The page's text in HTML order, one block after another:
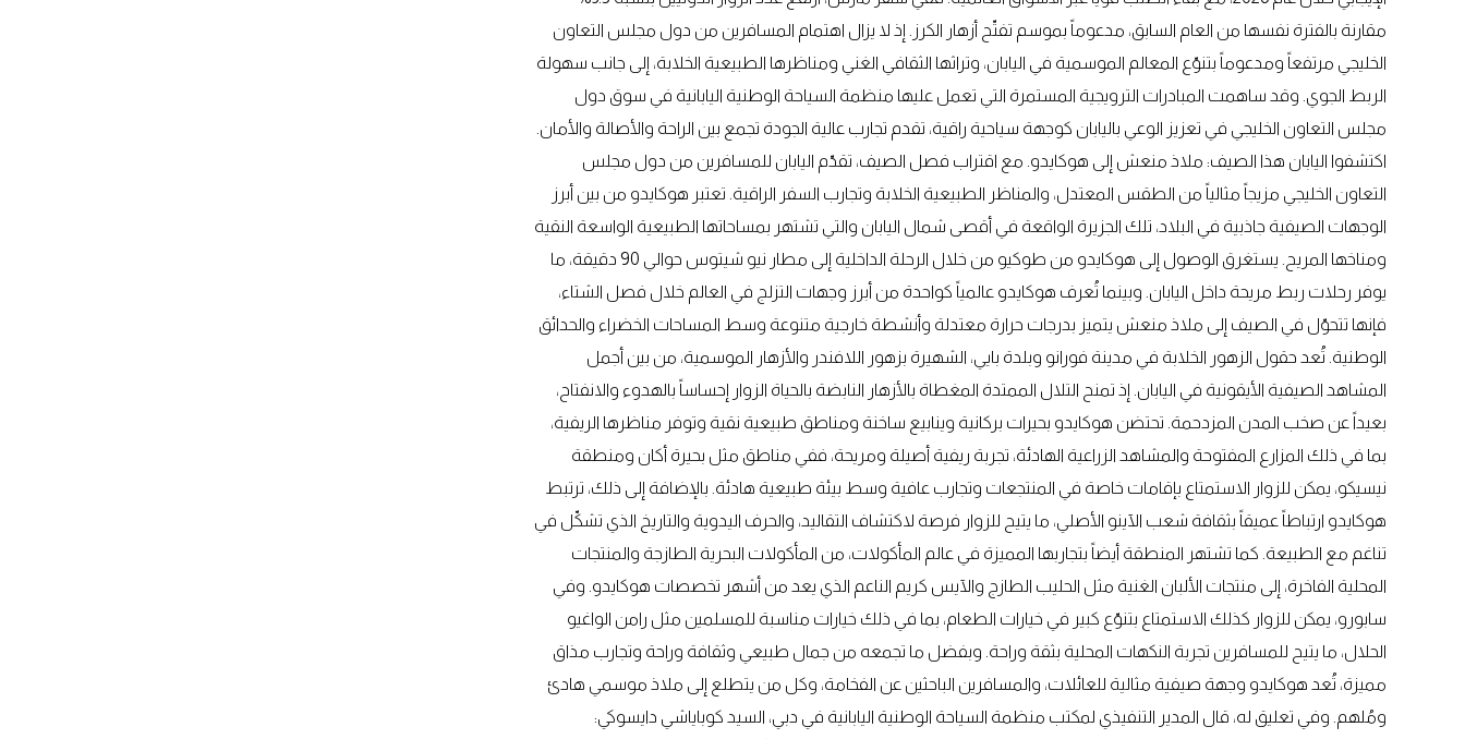
مقارنة بالفترة نفسها من العام السابق، مدعوماً بموسم تفتّح أزهار الكرز. إذ لا يزال اهتمام المسافرين من دول مجلس التعاون
الخليجي مرتفعاً ومدعوماً بتنوّع المعالم الموسمية في اليابان، وتراثها الثقافي الغني ومناظرها الطبيعية الخلابة، إلى جانب سهولة
الربط الجوي. وقد ساهمت المبادرات الترويجية المستمرة التي تعمل عليها منظمة السياحة الوطنية اليابانية في سوق دول
مجلس التعاون الخليجي في تعزيز الوعي باليابان كوجهة سياحية راقية، تقدم تجارب عالية الجودة تجمع بين الراحة والأصالة والأمان.
اكتشفوا اليابان هذا الصيف: ملاذ منعش إلى هوكايدو. مع اقتراب فصل الصيف، تقدّم اليابان للمسافرين من دول مجلس
التعاون الخليجي مزيجاً مثالياً من الطقس المعتدل، والمناظر الطبيعية الخلابة وتجارب السفر الراقية. تعتبر هوكايدو من بين أبرز
الوجهات الصيفية جاذبية في البلاد، تلك الجزيرة الواقعة في أقصى شمال اليابان والتي تشتهر بمساحاتها الطبيعية الواسعة النقية
ومناخها المريح. يستغرق الوصول إلى هوكايدو من طوكيو من خلال الرحلة الداخلية إلى مطار نيو شيتوس حوالي 90 دقيقة، ما
يوفر رحلات ربط مريحة داخل اليابان. وبينما تُعرف هوكايدو عالمياً كواحدة من أبرز وجهات التزلج في العالم خلال فصل الشتاء،
فإنها تتحوّل في الصيف إلى ملاذ منعش يتميز بدرجات حرارة معتدلة وأنشطة خارجية متنوعة وسط المساحات الخضراء والحدائق
الوطنية. تُعد حقول الزهور الخلابة في مدينة فورانو وبلدة بايي، الشهيرة بزهور اللافندر والأزهار الموسمية، من بين أجمل
المشاهد الصيفية الأيقونية في اليابان. إذ تمنح التلال الممتدة المغطاة بالأزهار النابضة بالحياة الزوار إحساساً بالهدوء والانفتاح،
بعيداً عن صخب المدن المزدحمة. تحتضن هوكايدو بحيرات بركانية وينابيع ساخنة ومناطق طبيعية نقية وتوفر مناظرها الريفية،
بما في ذلك المزارع المفتوحة والمشاهد الزراعية الهادئة، تجربة ريفية أصيلة ومريحة، ففي مناطق مثل بحيرة أكان ومنطقة
نيسيكو، يمكن للزوار الاستمتاع بإقامات خاصة في المنتجعات وتجارب عافية وسط بيئة طبيعية هادئة. بالإضافة إلى ذلك، ترتبط
هوكايدو ارتباطاً عميقاً بثقافة شعب الآينو الأصلي، ما يتيح للزوار فرصة لاكتشاف التقاليد، والحرف اليدوية والتاريخ الذي تشكّل في
تناغم مع الطبيعة. كما تشتهر المنطقة أيضاً بتجاربها المميزة في عالم المأكولات، من المأكولات البحرية الطازجة والمنتجات
المحلية الفاخرة، إلى منتجات الألبان الغنية مثل الحليب الطازج والآيس كريم الناعم الذي يعد من أشهر تخصصات هوكايدو. وفي
سابورو، يمكن للزوار كذلك الاستمتاع بتنوّع كبير في خيارات الطعام، بما في ذلك خيارات مناسبة للمسلمين مثل رامن الواغيو
الحلال، ما يتيح للمسافرين تجربة النكهات المحلية بثقة وراحة. وبفضل ما تجمعه من جمال طبيعي وثقافة وراحة وتجارب مذاق
مميزة، تُعد هوكايدو وجهة صيفية مثالية للعائلات، والمسافرين الباحثين عن الفخامة، وكل من يتطلع إلى ملاذ موسمي هادئ
ومُلهم. وفي تعليق له، قال المدير التنفيذي لمكتب منظمة السياحة الوطنية اليابانية في دبي، السيد كوباياشي دايسوكي: